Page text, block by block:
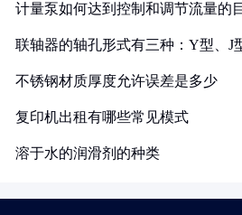
计量泵如何达到控制和调节流量的
联轴器的轴孔形式有三种：Y型、J
不锈钢材质厚度允许误差是多少
复印机出租有哪些常见模式
溶于水的润滑剂的种类